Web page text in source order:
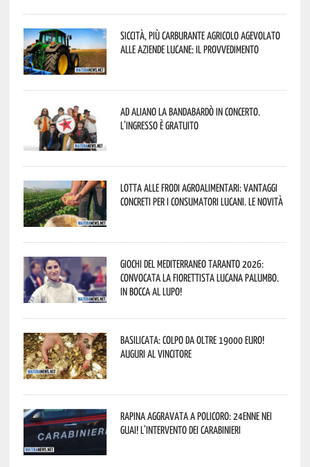
Siccità, più carburante agricolo agevolato
alle aziende lucane: il provvedimento
Ad Aliano la Bandabardò in concerto.
L’ingresso è gratuito
Lotta alle frodi agroalimentari: vantaggi
concreti per i consumatori lucani. Le novità
Giochi del Mediterraneo Taranto 2026:
convocata la fiorettista lucana Palumbo.
In bocca al lupo!
Basilicata: colpo da oltre 19000 Euro!
Auguri al vincitore
Rapina aggravata a Policoro: 24enne nei
guai! L’intervento dei Carabinieri